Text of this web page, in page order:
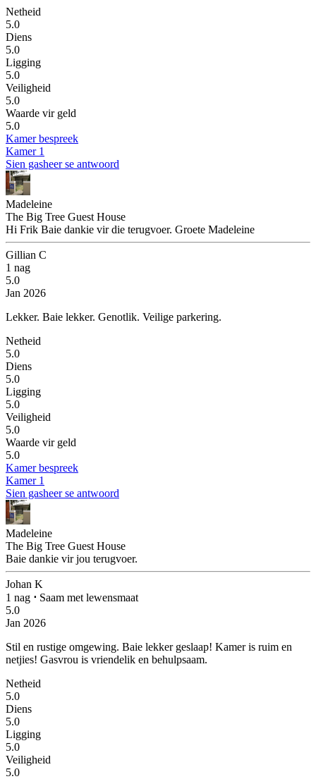
Netheid
5.0
Diens
5.0
Ligging
5.0
Veiligheid
5.0
Waarde vir geld
5.0
Kamer bespreek
Kamer 1
Sien gasheer se antwoord
Madeleine
The Big Tree Guest House
Hi Frik Baie dankie vir die terugvoer. Groete Madeleine
Gillian C
1 nag
5.0
Jan 2026
Lekker. Baie lekker. Genotlik. Veilige parkering.
Netheid
5.0
Diens
5.0
Ligging
5.0
Veiligheid
5.0
Waarde vir geld
5.0
Kamer bespreek
Kamer 1
Sien gasheer se antwoord
Madeleine
The Big Tree Guest House
Baie dankie vir jou terugvoer.
Johan K
1 nag ⋅ Saam met lewensmaat
5.0
Jan 2026
Stil en rustige omgewing. Baie lekker geslaap! Kamer is ruim en
netjies! Gasvrou is vriendelik en behulpsaam.
Netheid
5.0
Diens
5.0
Ligging
5.0
Veiligheid
5.0